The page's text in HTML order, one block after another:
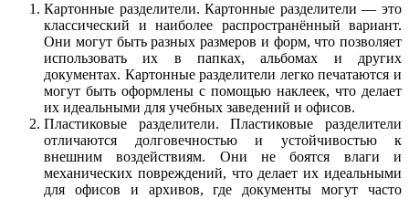
Картонные разделители.Картонные разделители — это
классический и наиболее распространённый вариант.
Они могут быть разных размеров и форм, что позволяет
использовать их в папках, альбомах и других
документах. Картонные разделители легко печатаются и
могут быть оформлены с помощью наклеек, что делает
их идеальными для учебных заведений и офисов.
Пластиковые разделители.Пластиковые разделители
отличаются долговечностью и устойчивостью к
внешним воздействиям. Они не боятся влаги и
механических повреждений, что делает их идеальными
для офисов и архивов, где документы могут часто